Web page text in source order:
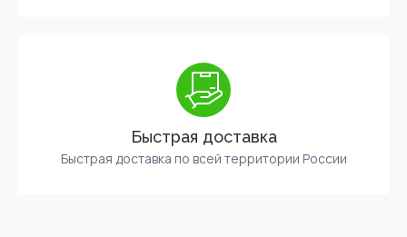
Быстрая доставка
Быстрая доставка по всей территории России